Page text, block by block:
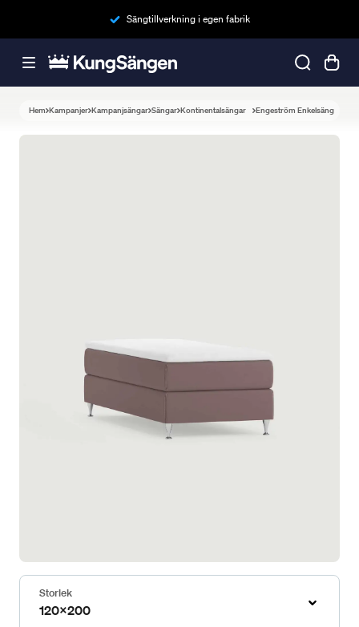
Sängtillverkning i egen fabrik
Hem Kampanjer Kampanjsängar Sängar Kontinentalsängar Engeström Enkelsäng
Storlek
120x200